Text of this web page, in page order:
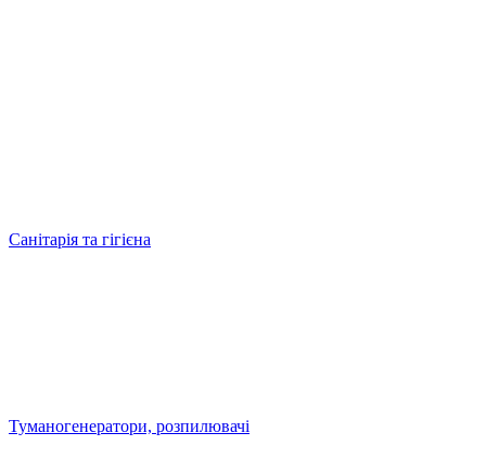
Санітарія та гігієна
Туманогенератори, розпилювачі